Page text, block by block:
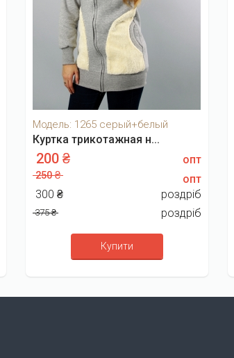
Модель: 1265 серый+белый
Куртка трикотажная н...
200 ₴ опт
250 ₴
опт
300 ₴
роздріб
375 ₴ роздріб
Купити